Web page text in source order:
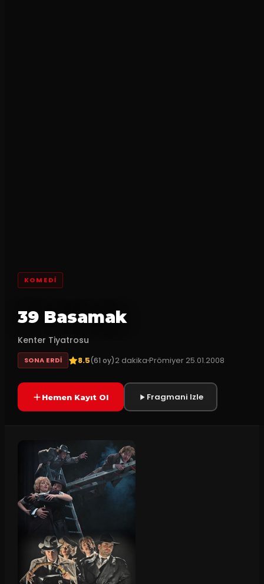
KOMEDI
39 Basamak
Kenter Tiyatrosu
SONA ERDI 8.5(61 oy)2 dakikaPrömiyer 25.01.2008
Hemen Kayıt Ol Fragmani Izle